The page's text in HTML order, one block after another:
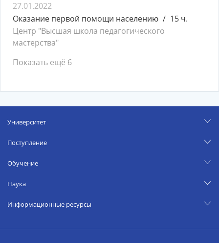
27.01.2022
Оказание первой помощи населению
15 ч.
Центр "Высшая школа педагогического
мастерства"
Показать ещё 6
Университет
Поступление
Обучение
Наука
Информационные ресурсы